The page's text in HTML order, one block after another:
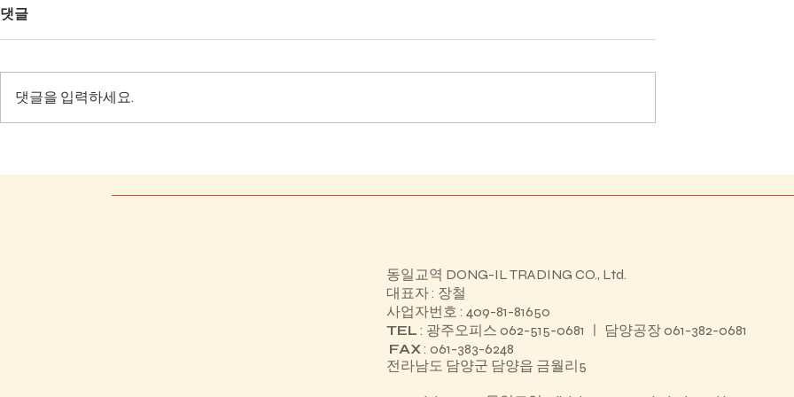
목포 수산식품 수출단지
분야실습실
댓글
댓글을 입력하세요.
동일교역 DONG-IL TRADING CO., Ltd.
대표자 : 장철
사업자번호 : 409-81-81650
TEL : 광주오피스 062-515-0681 ㅣ 담양공장 061-382-0681
FAX: 061-383-6248
전라남도 담양군 담양읍 금월리5